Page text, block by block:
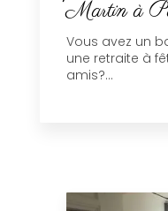
Martin à
Vous avez un
une retraite à
amis?...